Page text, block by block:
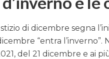
di dicembre segna
“entra
del 21 dicembre e ai